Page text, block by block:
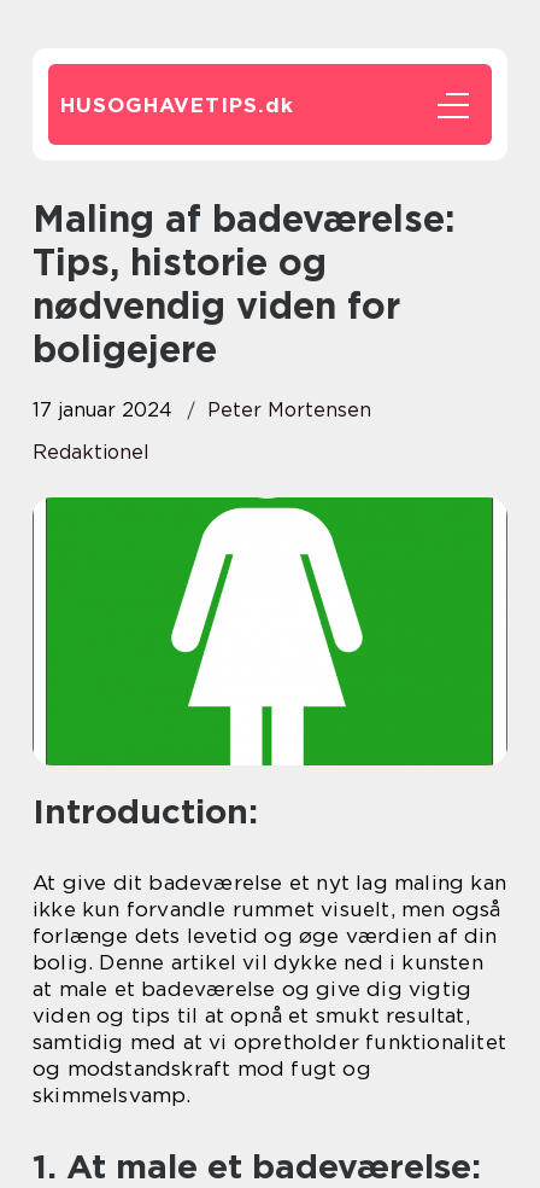
HUSOGHAVETIPS.dk
Maling af badeværelse:
Tips, historie og
nødvendig viden for
boligejere
17 januar 2024
Peter Mortensen
Redaktionel
Introduction:
At give dit badeværelse et nyt lag maling kan
ikke kun forvandle rummet visuelt, men også
forlænge dets levetid og øge værdien af din
bolig. Denne artikel vil dykke ned i kunsten
at male et badeværelse og give dig vigtig
viden og tips til at opnå et smukt resultat,
samtidig med at vi opretholder funktionalitet
og modstandskraft mod fugt og
skimmelsvamp.
1. At male et badeværelse: